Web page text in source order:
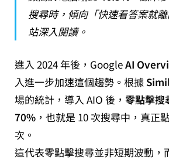
搜尋時，傾向「快速看答案就
站深入閱讀。
進入 2024 年後，GoogleAI
入進一步加速這個趨勢。根據
場的統計，導入 AIO 後， 零點擊搜
70% ，也就是 10 次搜尋中，真正
次。
這代表零點擊搜尋並非短期波動，